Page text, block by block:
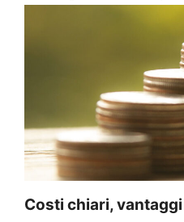
Costi chiari,